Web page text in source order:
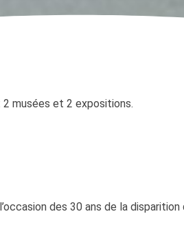
musées et 2 expositions.
des 30 ans de la disparition